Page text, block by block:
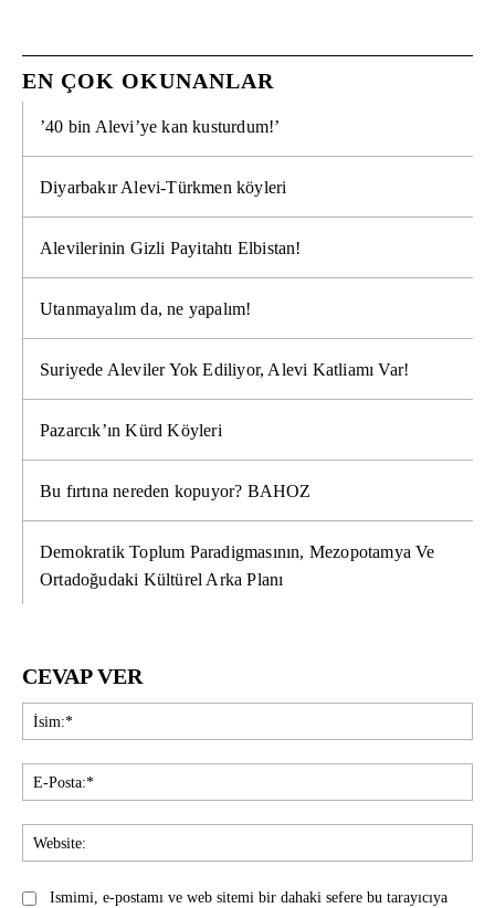
EN ÇOK OKUNANLAR
’40 bin Alevi’ye kan kusturdum!’
Diyarbakır Alevi-Türkmen köyleri
Alevilerinin Gizli Payitahtı Elbistan!
Utanmayalım da, ne yapalım!
Suriyede Aleviler Yok Ediliyor, Alevi Katliamı Var!
Pazarcık’ın Kürd Köyleri
Bu fırtına nereden kopuyor? BAHOZ
Demokratik Toplum Paradigmasının, Mezopotamya Ve
Ortadoğudaki Kültürel Arka Planı
CEVAP VER
Ismimi, e-postamı ve web sitemi bir dahaki sefere bu tarayıcıya